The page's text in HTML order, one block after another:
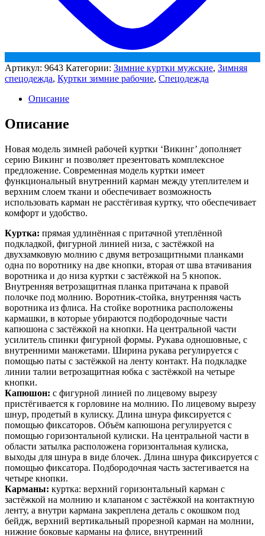
Артикул: 9643 Категории: Зимние куртки мужские, Зимняя
спецодежда, Куртки зимние рабочие, Спецодежда
Описание
Описание
Новая модель зимней рабочей куртки ‘Викинг’ дополняет
серию Викинг и позволяет презентовать комплексное
предложение. Современная модель куртки имеет
функциональный внутренний карман между утеплителем и
верхним слоем ткани и обеспечивает возможность
использовать карман не расстёгивая куртку, что обеспечивает
комфорт и удобство.
Куртка: прямая удлинённая с притачной утеплённой
подкладкой, фигурной линией низа, с застёжкой на
двухзамковую молнию с двумя ветрозащитными планками
одна по воротнику на две кнопки, вторая от шва втачивания
воротника и до низа куртки с застёжкой на 5 кнопок.
Внутренняя ветрозащитная планка притачана к правой
полочке под молнию. Воротник-стойка, внутренняя часть
воротника из флиса. На стойке воротника расположены
кармашки, в которые убираются подбородочные части
капюшона с застёжкой на кнопки. На центральной части
усилитель спинки фигурной формы. Рукава одношовные, с
внутренними манжетами. Ширина рукава регулируется с
помощью паты с застёжкой на ленту контакт. На подкладке
линии талии ветрозащитная юбка с застёжкой на четыре
кнопки.
Капюшон: с фигурной линией по лицевому вырезу
пристёгивается к горловине на молнию. По лицевому вырезу
шнур, продетый в кулиску. Длина шнура фиксируется с
помощью фиксаторов. Объём капюшона регулируется с
помощью горизонтальной кулиски. На центральной части в
области затылка расположена горизонтальная кулиска,
выходы для шнура в виде блочек. Длина шнура фиксируется с
помощью фиксатора. Подбородочная часть застегивается на
четыре кнопки.
Карманы: куртка: верхний горизонтальный карман с
застёжкой на молнию и клапаном с застёжкой на контактную
ленту, а внутри кармана закреплена деталь с окошком под
бейдж, верхний вертикальный прорезной карман на молнии,
нижние боковые карманы на флисе, внутренний